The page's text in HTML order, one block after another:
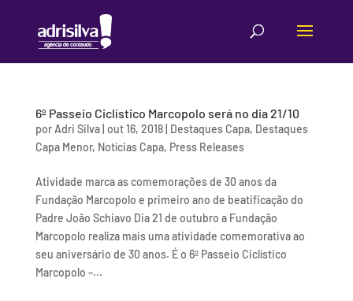
6º Passeio Ciclístico Marcopolo será no dia 21/10
porAdri Silva| out 16, 2018| Destaques Capa, Destaques
Capa Menor, Notícias Capa, Press Releases
Atividade marca as comemorações de 30 anos da
Fundação Marcopolo e primeiro ano de beatificação do
Padre João Schiavo Dia 21 de outubro a Fundação
Marcopolo realiza mais uma atividade comemorativa ao
seu aniversário de 30 anos. É o 6º Passeio Ciclístico
Marcopolo –...